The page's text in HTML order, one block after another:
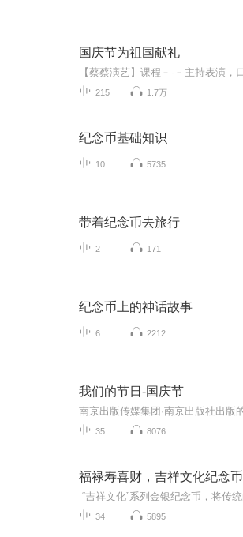
国庆节为祖国献礼
215 1.7万
纪念币基础知识
10 5735
带着纪念币去旅行
2 171
纪念币上的神话故事
6 2212
我们的节日-国庆节
35 8076
福禄寿喜财，吉祥文化纪念币
34 5895